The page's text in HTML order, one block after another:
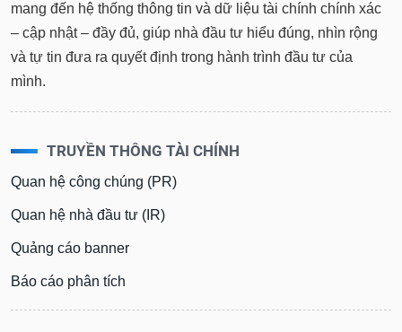
mang đến hệ thống thông tin và dữ liệu tài chính chính xác
– cập nhật – đầy đủ, giúp nhà đầu tư hiểu đúng, nhìn rộng
và tự tin đưa ra quyết định trong hành trình đầu tư của
mình.
TRUYỀN THÔNG TÀI CHÍNH
Quan hệ công chúng (PR)
Quan hệ nhà đầu tư (IR)
Quảng cáo banner
Báo cáo phân tích